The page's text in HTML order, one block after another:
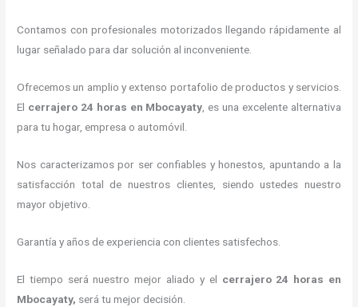
Contamos con profesionales motorizados llegando rápidamente al
lugar señalado para dar solución al inconveniente.
Ofrecemos un amplio y extenso portafolio de productos y servicios.
El cerrajero 24 horas en Mbocayaty, es una excelente alternativa
para tu hogar, empresa o automóvil.
Nos caracterizamos por ser confiables y honestos, apuntando a la
satisfacción total de nuestros clientes, siendo ustedes nuestro
mayor objetivo.
Garantía y años de experiencia con clientes satisfechos.
El tiempo será nuestro mejor aliado y el cerrajero 24 horas en
Mbocayaty, será tu mejor decisión.